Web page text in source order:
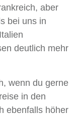
aber
bei uns in
deutlich mehr
wenn du gerne
in den
ebenfalls höher